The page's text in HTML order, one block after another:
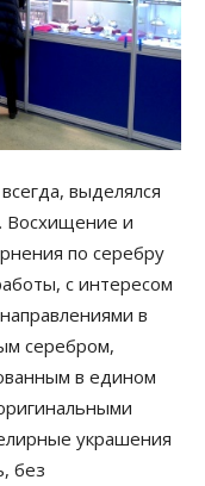
всегда, выделялся
Восхищение и
по серебру
с интересом
в
серебром,
в едином
украшения
без